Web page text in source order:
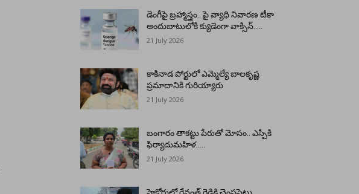
డెంగీపై బ్రహ్మాస్త్రం.. పై వ్యాధి నివారణ టీకా
అందుబాటులోకి క్యుడెంగా వాక్సిన్…..
21 July 2026
కాకినాడ పోర్టులో ఎమ్మెల్యే బాలకృష్ణ
ప్రమాదానికి గురియ్యారు
21 July 2026
బంగారం తాకట్టు పేరుతో మోసం.. ఎస్పీకి
ఫిర్యాదుమహిళ…..
21 July 2026